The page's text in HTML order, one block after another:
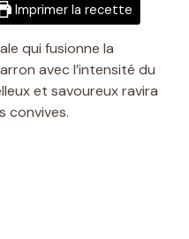
Imprimer la recette
qui fusion­ne la
avec l’intensité du
et savoureux ravira
convives.